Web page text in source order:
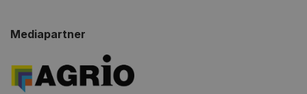
Mediapartner